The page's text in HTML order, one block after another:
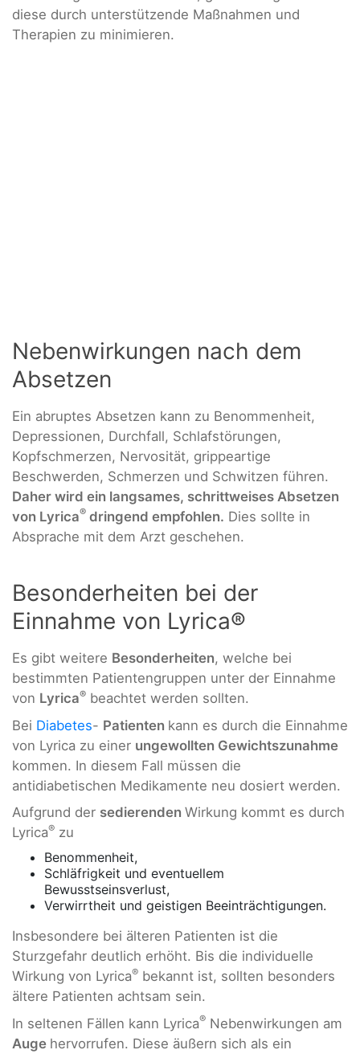
diese durch unterstützende Maßnahmen und
Therapien zu minimieren.
Nebenwirkungen nach dem
Absetzen
Ein abruptes Absetzen kann zu Benommenheit,
Depressionen, Durchfall, Schlafstörungen,
Kopfschmerzen, Nervosität, grippeartige
Beschwerden, Schmerzen und Schwitzen führen.
Daher wird ein langsames, schrittweises Absetzen
von Lyrica® dringend empfohlen. Dies sollte in
Absprache mit dem Arzt geschehen.
Besonderheiten bei der
Einnahme von Lyrica®
Es gibt weitere Besonderheiten, welche bei
bestimmten Patientengruppen unter der Einnahme
von Lyrica® beachtet werden sollten.
Bei Diabetes- Patienten kann es durch die Einnahme
von Lyrica zu einer ungewollten Gewichtszunahme
kommen. In diesem Fall müssen die
antidiabetischen Medikamente neu dosiert werden.
Aufgrund der sedierenden Wirkung kommt es durch
Lyrica® zu
Benommenheit,
Schläfrigkeit und eventuellem
Bewusstseinsverlust,
Verwirrtheit und geistigen Beeinträchtigungen.
Insbesondere bei älteren Patienten ist die
Sturzgefahr deutlich erhöht. Bis die individuelle
Wirkung von Lyrica® bekannt ist, sollten besonders
ältere Patienten achtsam sein.
In seltenen Fällen kann Lyrica® Nebenwirkungen am
Auge hervorrufen. Diese äußern sich als ein